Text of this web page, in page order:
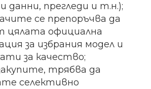
данни, прегледи и т.н.);
се препоръчва да
цялата официална
за избрания модел и
за качество;
трябва да
селективно